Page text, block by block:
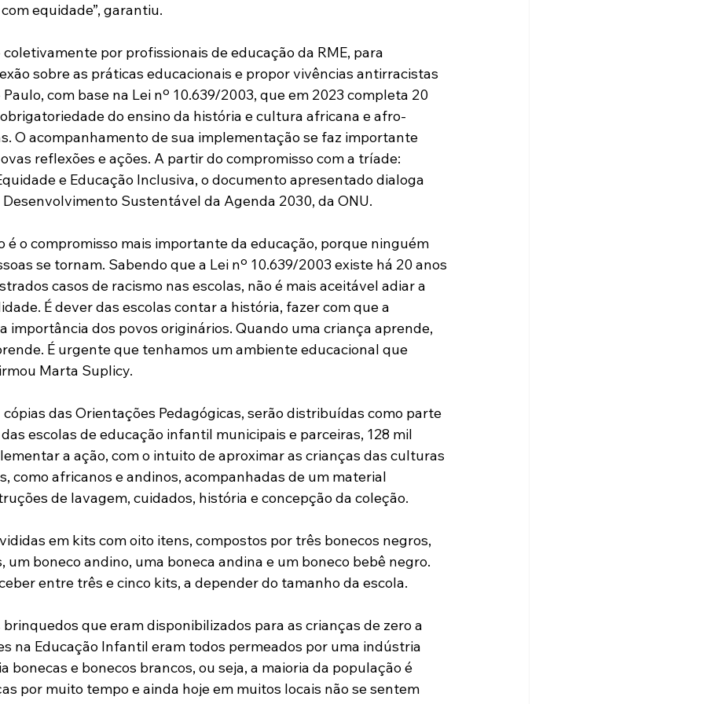
equidade”, garantiu.
por profissionais de educação da RME, para
sobre as práticas educacionais e propor vivências antirracistas
com base na Lei nº 10.639/2003, que em 2023 completa 20
do ensino da história e cultura africana e afro-
O acompanhamento de sua implementação se faz importante
reflexões e ações. A partir do compromisso com a tríade:
e Educação Inclusiva, o documento apresentado dialoga
Sustentável da Agenda 2030, da ONU.
é o compromisso mais importante da educação, porque ninguém
se tornam. Sabendo que a Lei nº 10.639/2003 existe há 20 anos
casos de racismo nas escolas, não é mais aceitável adiar a
É dever das escolas contar a história, fazer com que a
importância dos povos originários. Quando uma criança aprende,
É urgente que tenhamos um ambiente educacional que
Marta Suplicy.
das Orientações Pedagógicas, serão distribuídas como parte
escolas de educação infantil municipais e parceiras, 128 mil
a ação, com o intuito de aproximar as crianças das culturas
como africanos e andinos, acompanhadas de um material
de lavagem, cuidados, história e concepção da coleção.
em kits com oito itens, compostos por três bonecos negros,
um boneco andino, uma boneca andina e um boneco bebê negro.
entre três e cinco kits, a depender do tamanho da escola.
brinquedos que eram disponibilizados para as crianças de zero a
na Educação Infantil eram todos permeados por uma indústria
bonecas e bonecos brancos, ou seja, a maioria da população é
por muito tempo e ainda hoje em muitos locais não se sentem